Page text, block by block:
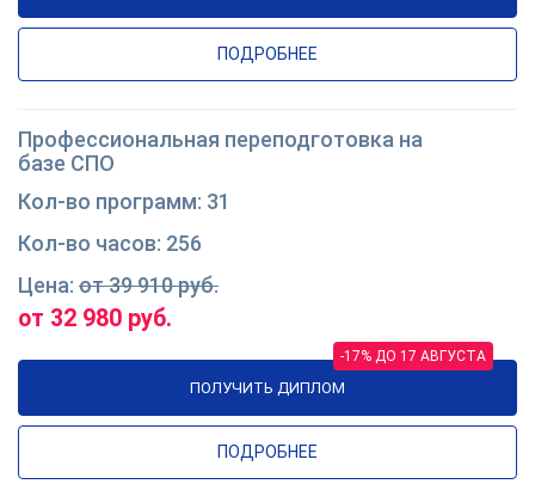
ПОДРОБНЕЕ
Профессиональная переподготовка на
базе СПО
31
256
от 39 910 руб.
от 32 980 руб.
ПОЛУЧИТЬ ДИПЛОМ
-17% ДО 17 АВГУСТА
ПОДРОБНЕЕ